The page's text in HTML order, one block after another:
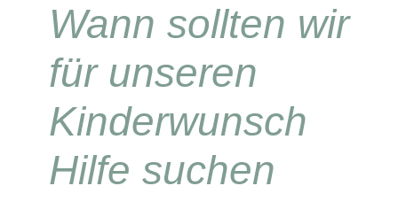
Wann sollten wir
für unseren
Kinderwunsch
Hilfe suchen